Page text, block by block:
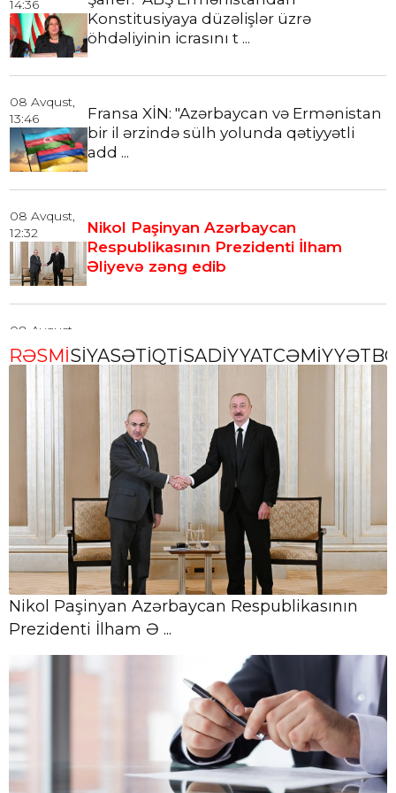
14:36
Konstitusiyaya düzəlişlər üzrə
öhdəliyinin icrasını t ...
08 Avqust,
13:46
Fransa XİN: "Azərbaycan və Ermənistan
bir il ərzində sülh yolunda qətiyyətli
add ...
08 Avqust,
12:32
Nikol Paşinyan Azərbaycan
Respublikasının Prezidenti İlham
Əliyevə zəng edib
08 Avqust,
12:27
sammitindən sonra möhkəm sülhə
doğru konkr ...
Böyük Britaniya Cənubi Qafqazda
uzunmüddətli sülhə dəstəyini
təsdiqləyib
08 Avqust,
11:07
Pakistan prezidenti Azərbaycanla
strateji tərəfdaşlığın möhkəmləndiyini
bildirib
08 Avqust,
Cənubi Qafqazda tarixi ədaləti və sülhü
bərqərar edən Vaşinqton zirvəsi
08 Avqust,
RƏSMİSİYASƏTİQTİSADİYYATCƏMİYYƏT
Nikol Paşinyan Azərbaycan Respublikasının
Prezidenti İlham Ə ...